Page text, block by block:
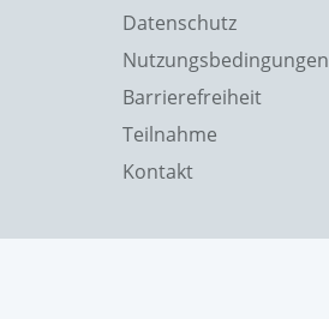
Datenschutz
Nutzungsbedingungen
Barrierefreiheit
Teilnahme
Kontakt